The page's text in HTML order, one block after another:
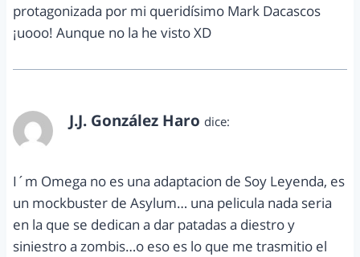
protagonizada por mi queridísimo Mark Dacascos
¡uooo! Aunque no la he visto XD
J.J. González Haro dice:
I´m Omega no es una adaptacion de Soy Leyenda, es
un mockbuster de Asylum… una pelicula nada seria
en la que se dedican a dar patadas a diestro y
siniestro a zombis…o eso es lo que me trasmitio el